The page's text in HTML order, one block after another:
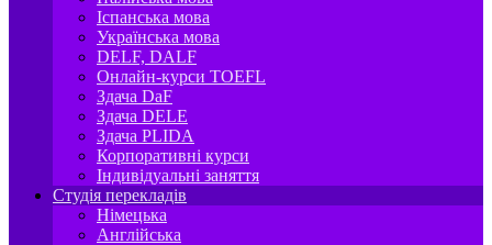
Іспанська мова
Українська мова
DELF, DALF
Онлайн-курси TOEFL
Здача DaF
Здача DELE
Здача PLIDA
Корпоративні курси
Індивідуальні заняття
Студія перекладів
Німецька
Англійська